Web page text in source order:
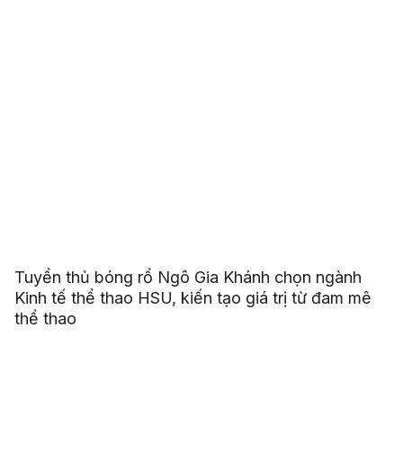
Tuyển thủ bóng rổ Ngô Gia Khánh chọn ngành
Kinh tế thể thao HSU, kiến tạo giá trị từ đam mê
thể thao